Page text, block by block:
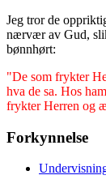
Jeg tror de
nærvær av Gud,
bønnhørt:
"De som frykter
hva de sa. Hos
frykter Herren og
Forkynnelse